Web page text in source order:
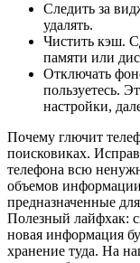
Следить за
удалять.
Чистить кэш.
памяти или
Отключать
пользуетесь.
настройки,
Почему глючит
поисковиках.
телефона всю
объемов
предназначенные
Полезный лайфхак:
новая информация
хранение туда. На